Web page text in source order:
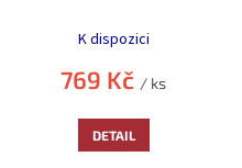
hodnocení
produktu
je
5,0
z
5
hvězdiček.
K dispozici
769 Kč / ks
DETAIL